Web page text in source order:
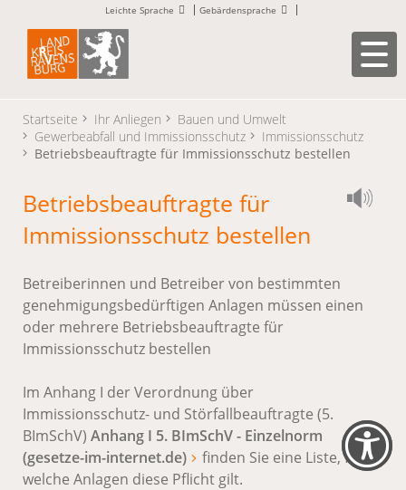
Leichte Sprache Gebärdensprache
Startseite Ihr Anliegen
Bauen und Umwelt
Gewerbeabfall und Immissionsschutz
Immissionsschutz
Betriebsbeauftragte für Immissionsschutz bestellen
Betriebsbeauftragte für
Immissionsschutz bestellen
Betreiberinnen und Betreiber von bestimmten
genehmigungsbedürftigen Anlagen müssen einen
oder mehrere Betriebsbeauftragte für
Immissionsschutz bestellen
Im Anhang I der Verordnung über
Immissionsschutz- und Störfallbeauftragte (5.
BImSchV) Anhang I 5. BImSchV - Einzelnorm
(gesetze-im-internet.de)
finden Sie eine Liste, für
welche Anlagen diese Pflicht gilt.